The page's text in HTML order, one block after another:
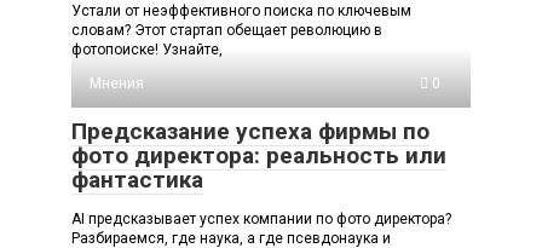
Устали от неэффективного поиска по ключевым
словам? Этот стартап обещает революцию в
фотопоиске! Узнайте,
Мнения
0
Предсказание успеха фирмы по
фото директора: реальность или
фантастика
AI предсказывает успех компании по фото директора?
Разбираемся, где наука, а где псевдонаука и